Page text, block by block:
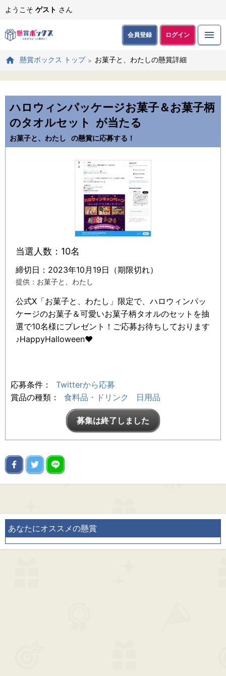
ようこそ ゲスト さん
会員登録 ログイン
懸賞ボックス トップ お菓子と、わたしの懸賞詳細
ハロウィンパッケージお菓子＆お菓子柄
のタオルセット
が当たる
お菓子と、わたし の懸賞に応募する！
当選人数：10名
締切日：2023年10月19日（期限切れ）
提供：お菓子と、わたし
公式X「お菓子と、わたし」限定で、ハロウィンパッ
ケージのお菓子＆可愛いお菓子柄タオルのセットを抽
選で10名様にプレゼント！ご応募お待ちしております
♪HappyHalloween♥
応募条件：
Twitterから応募
賞品の種類：
食料品・ドリンク 日用品
募集は終了しました
あなたにオススメの懸賞